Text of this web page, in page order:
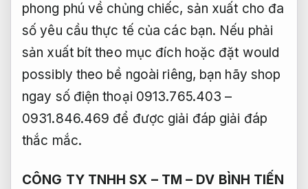
phong phú về chủng chiếc, sản xuất cho đa
số yêu cầu thực tế của các bạn. Nếu phải
sản xuất bít theo mục đích hoặc đặt would
possibly theo bề ngoài riêng, bạn hãy shop
ngay số điện thoại 0913.765.403 –
0931.846.469 để được giải đáp giải đáp
thắc mắc.
CÔNG TY TNHH SX – TM – DV BÌNH TIẾN